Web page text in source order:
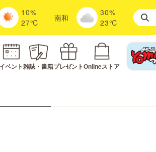
10%
27℃
南和
30%
23℃
イベント雑誌・書籍プレゼントOnlineストア